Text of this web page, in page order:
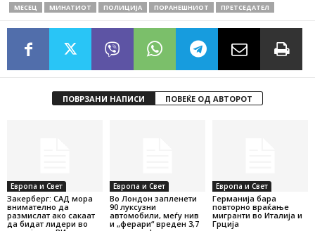
МЕСЕЦ
МИНАТИОТ ПОЛИЦИЈА ПОРАНЕШНИОТ ПРЕТСЕДАТЕЛ
ПОВРЗАНИ НАПИСИ ПОВЕЌЕ ОД АВТОРОТ
Европа и Свет
Закерберг: САД мора
внимателно да
размислат ако сакаат
да бидат лидери во
Европа и Свет
Во Лондон запленети
90 луксузни
автомобили, меѓу нив
и „ферари“ вреден 3,7
Европа и Свет
Германија бара
повторно враќање
мигранти во Италија и
Грција